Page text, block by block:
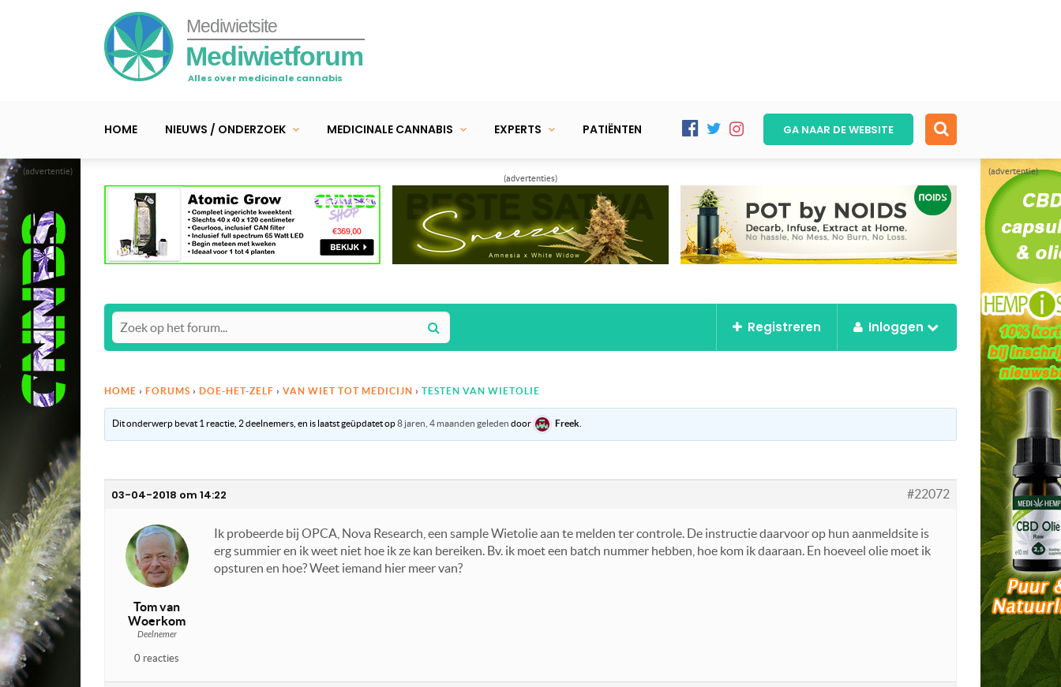
(advertentie) (advertentie)
Mediwietsite
Mediwietforum
Alles over medicinale cannabis
HOME NIEUWS / ONDERZOEK MEDICINALE CANNABIS EXPERTS PATIËNTEN GA NAAR DEWEBSITE
(advertenties)
Registreren Inloggen
HOME › FORUMS › DOE-HET-ZELF › VAN WIET TOT MEDICIJN › TESTEN VAN WIETOLIE
Dit onderwerp bevat 1 reactie, 2 deelnemers, en is laatst geüpdatet op8 jaren, 4 maanden geleden door Freek
03-04-2018 om 14:22 #22072
Tom van
Woerkom
Deelnemer
0 reacties
Ik probeerde bij OPCA, Nova Research, een sample Wietolie aan te melden ter controle. De instructie daarvoor op hun aanmeldsite is
erg summier en ik weet niet hoe ik ze kan bereiken. Bv. ik moet een batch nummer hebben, hoe kom ik daaraan. En hoeveel olie moet ik
opsturen en hoe? Weet iemand hier meer van?